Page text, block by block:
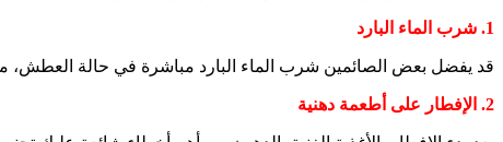
1. شرب الماء البارد
قد يفضل بعض الصائمين شرب الماء البارد مباشرة في حالة
2. الإفطار على أطعمة دهنية